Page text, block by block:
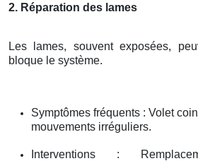
2. Réparation des lames
Les lames, souvent exposées,
bloque le système.
Symptômes fréquents : Volet
mouvements irréguliers.
Interventions :